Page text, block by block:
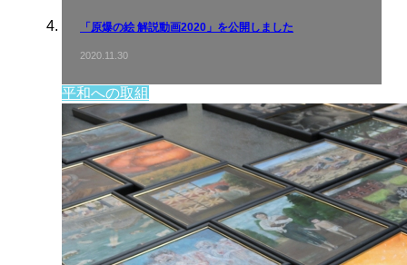
「原爆の絵 解説動画2020」を公開しました
2020.11.30
平和への取組